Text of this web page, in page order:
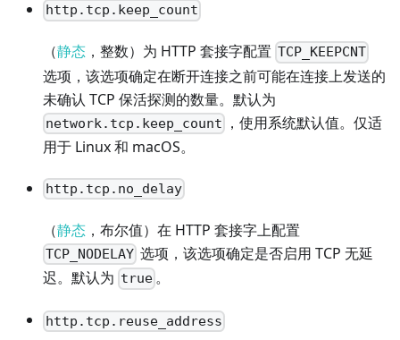
http.tcp.keep_count
（静态 ，整数）为 HTTP 套接字配置 TCP_KEEPCNT
选项，该选项确定在断开连接之前可能在连接上发送的
未确认 TCP 保活探测的数量。默认为
network.tcp.keep_count
，使用系统默认值。仅适
用于 Linux 和 macOS。
http.tcp.no_delay
（静态 ，布尔值）在 HTTP 套接字上配置
TCP_NODELAY 选项，该选项确定是否启用 TCP 无延
迟。默认为 true 。
http.tcp.reuse_address